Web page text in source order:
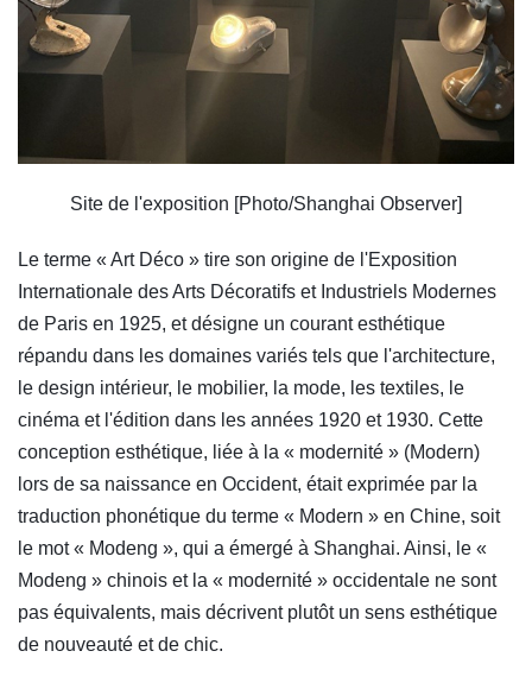
Site de l'exposition [Photo/Shanghai Observer]
Le terme « Art Déco » tire son origine de l'Exposition
Internationale des Arts Décoratifs et Industriels Modernes
de Paris en 1925, et désigne un courant esthétique
répandu dans les domaines variés tels que l'architecture,
le design intérieur, le mobilier, la mode, les textiles, le
cinéma et l'édition dans les années 1920 et 1930. Cette
conception esthétique, liée à la « modernité » (Modern)
lors de sa naissance en Occident, était exprimée par la
traduction phonétique du terme « Modern » en Chine, soit
le mot « Modeng », qui a émergé à Shanghai. Ainsi, le «
Modeng » chinois et la « modernité » occidentale ne sont
pas équivalents, mais décrivent plutôt un sens esthétique
de nouveauté et de chic.